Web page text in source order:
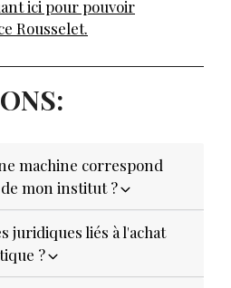
ici pour pouvoir
Rousselet.
machine correspond
mon institut ?
juridiques liés à l'achat
?